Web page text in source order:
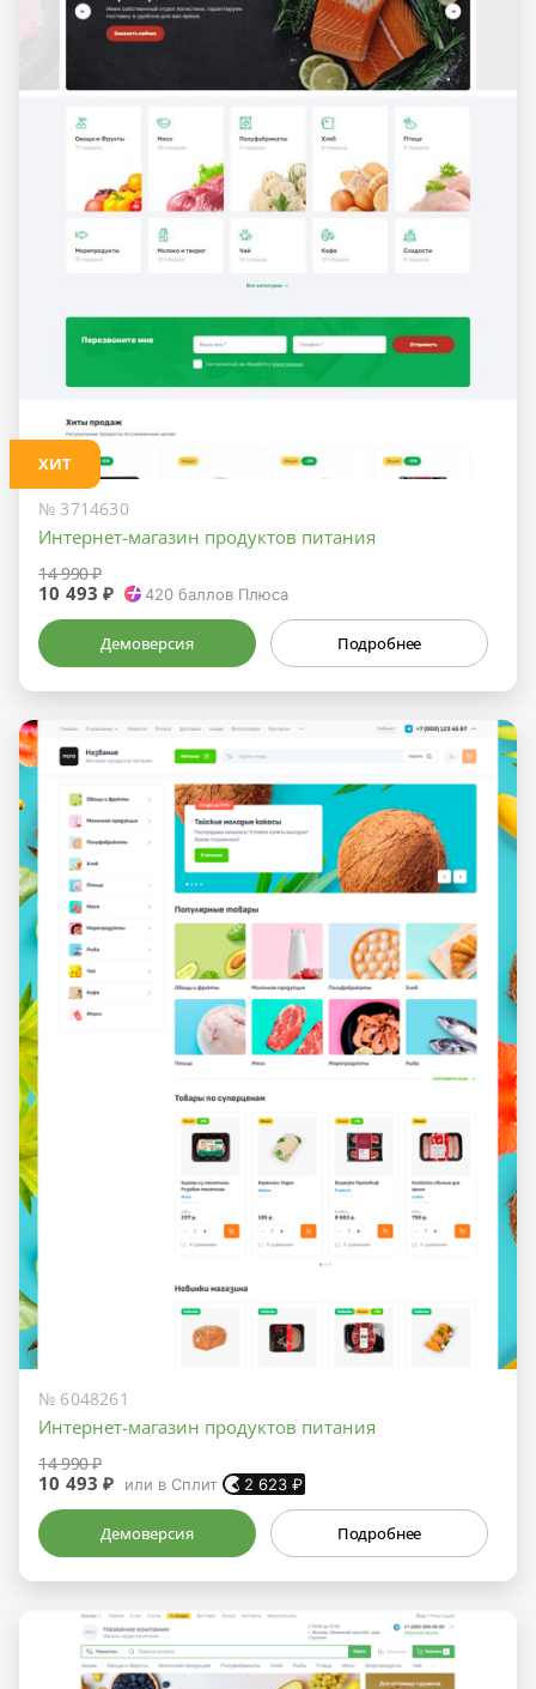
ХИТ
№ 3714630
Интернет-магазин продуктов питания
14 990 ₽
10 493 ₽ 420баллов Плюса
Демоверсия Подробнее
№ 6048261
Интернет-магазин продуктов питания
14 990 ₽
10 493 ₽ или в Сплит 2 623₽
Демоверсия Подробнее